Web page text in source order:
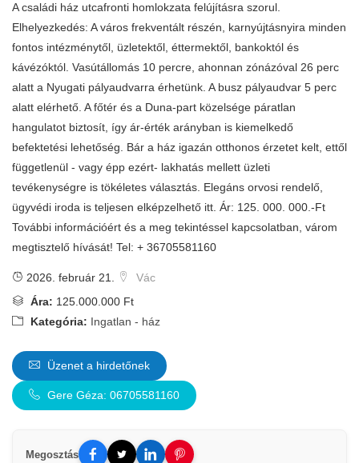
A családi ház utcafronti homlokzata felújításra szorul.
Elhelyezkedés: A város frekventált részén, karnyújtásnyira minden
fontos intézménytől, üzletektől, éttermektől, bankoktól és
kávézóktól. Vasútállomás 10 percre, ahonnan zónázóval 26 perc
alatt a Nyugati pályaudvarra érhetünk. A busz pályaudvar 5 perc
alatt elérhető. A főtér és a Duna-part közelsége páratlan
hangulatot biztosít, így ár-érték arányban is kiemelkedő
befektetési lehetőség. Bár a ház igazán otthonos érzetet kelt, ettől
függetlenül - vagy épp ezért- lakhatás mellett üzleti
tevékenységre is tökéletes választás. Elegáns orvosi rendelő,
ügyvédi iroda is teljesen elképzelhető itt. Ár: 125. 000. 000.-Ft
További információért és a meg tekintéssel kapcsolatban, várom
megtisztelő hívását! Tel: + 36705581160
2026. február 21.
Vác
Ára: 125.000.000 Ft
Kategória: Ingatlan - ház
Üzenet a hirdetőnek
Gere Géza: 06705581160
Megosztás